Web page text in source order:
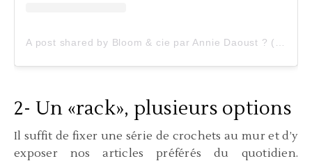
2- Un «rack», plusieurs options
Il suffit de fixer une série de crochets au mur et d’y
exposer nos articles préférés du quotidien.